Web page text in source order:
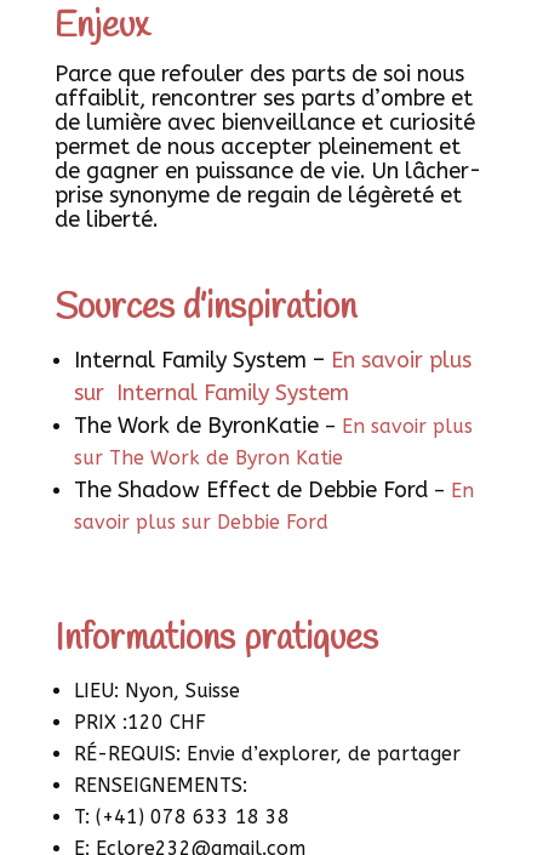
Enjeux
Parce que refouler des parts de soi nous
affaiblit, rencontrer ses parts d’ombre et
de lumière avec bienveillance et curiosité
permet de nous accepter pleinement et
de gagner en puissance de vie. Un lâcher-
prise synonyme de regain de légèreté et
de liberté.
Sources d’inspiration
Internal Family System – En savoir plus
sur Internal Family System
The Work de ByronKatie – En savoir plus
sur The Work de Byron Katie
The Shadow Effect de Debbie Ford – En
savoir plus sur Debbie Ford
Informations pratiques
LIEU: Nyon, Suisse
PRIX :120 CHF
RÉ-REQUIS: Envie d’explorer, de partager
RENSEIGNEMENTS:
T: (+41) 078 633 18 38
E: Eclore232@gmail.com